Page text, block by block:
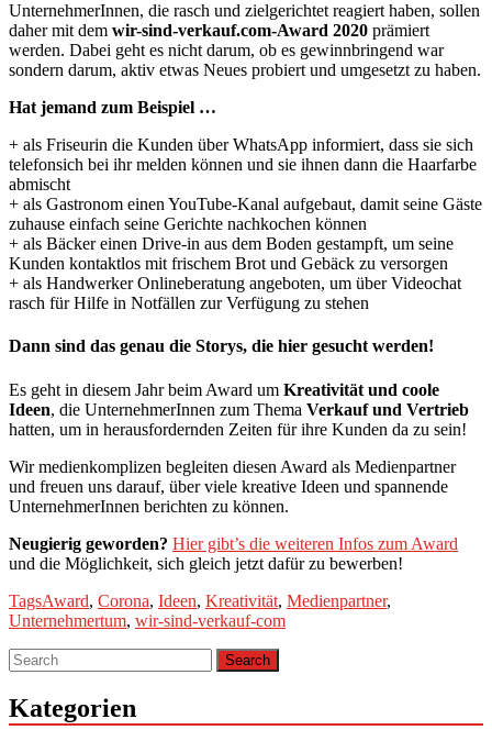
UnternehmerInnen, die rasch und zielgerichtet reagiert haben, sollen
daher mit dem wir-sind-verkauf.com-Award 2020 prämiert
werden. Dabei geht es nicht darum, ob es gewinnbringend war
sondern darum, aktiv etwas Neues probiert und umgesetzt zu haben.
Hat jemand zum Beispiel …
+ als Friseurin die Kunden über WhatsApp informiert, dass sie sich
telefonsich bei ihr melden können und sie ihnen dann die Haarfarbe
abmischt
+ als Gastronom einen YouTube-Kanal aufgebaut, damit seine Gäste
zuhause einfach seine Gerichte nachkochen können
+ als Bäcker einen Drive-in aus dem Boden gestampft, um seine
Kunden kontaktlos mit frischem Brot und Gebäck zu versorgen
+ als Handwerker Onlineberatung angeboten, um über Videochat
rasch für Hilfe in Notfällen zur Verfügung zu stehen
Dann sind das genau die Storys, die hier gesucht werden!
Es geht in diesem Jahr beim Award um Kreativität und coole
Ideen, die UnternehmerInnen zum Thema Verkauf und Vertrieb
hatten, um in herausfordernden Zeiten für ihre Kunden da zu sein!
Wir medienkomplizen begleiten diesen Award als Medienpartner
und freuen uns darauf, über viele kreative Ideen und spannende
UnternehmerInnen berichten zu können.
Neugierig geworden? Hier gibt’s die weiteren Infos zum Award
und die Möglichkeit, sich gleich jetzt dafür zu bewerben!
TagsAward, Corona, Ideen, Kreativität, Medienpartner,
Unternehmertum, wir-sind-verkauf-com
Kategorien